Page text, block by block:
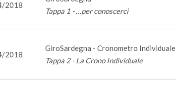
2018
Tappa 1 - …per conoscerci
2018
GiroSardegna - Cronometro Individuale
Tappa 2 - La Crono Individuale